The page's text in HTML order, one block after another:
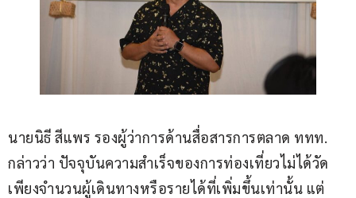
นายนิธี สีแพร รองผู้ว่าการด้านสื่อสารการตลาด ททท.
กล่าวว่า ปัจจุบันความสำเร็จของการท่องเที่ยวไม่ได้วัด
เพียงจำนวนผู้เดินทางหรือรายได้ที่เพิ่มขึ้นเท่านั้น แต่